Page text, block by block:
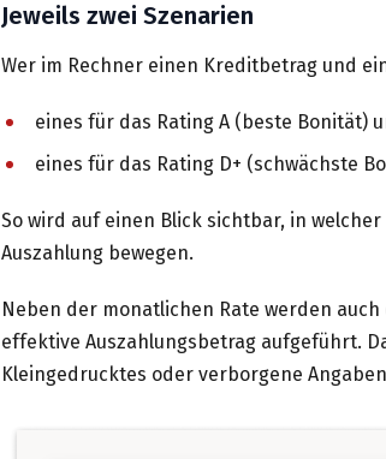
Jeweils zwei Szenarien
Wer im Rechner einen Kreditbetrag und
eines für das Rating A (beste Bonität)
eines für das Rating D+ (schwächste
So wird auf einen Blick sichtbar, in
Auszahlung bewegen.
Neben der monatlichen Rate werden
effektive Auszahlungsbetrag aufgeführt.
Kleingedrucktes oder verborgene